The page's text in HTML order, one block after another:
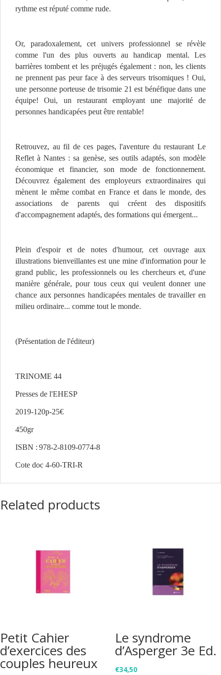
rythme est réputé comme rude.
Or, paradoxalement, cet univers professionnel se révèle
comme l'un des plus ouverts au handicap mental. Les
barrières tombent et les préjugés également : non, les clients
ne prennent pas peur face à des serveurs trisomiques ! Oui,
une personne porteuse de trisomie 21 est bénéfique dans une
équipe! Oui, un restaurant employant une majorité de
personnes handicapées peut être rentable!
Retrouvez, au fil de ces pages, l'aventure du restaurant Le
Reflet à Nantes : sa genèse, ses outils adaptés, son modèle
économique et financier, son mode de fonctionnement.
Découvrez également des employeurs extraordinaires qui
mènent le même combat en France et dans le monde, des
associations de parents qui créent des dispositifs
d'accompagnement adaptés, des formations qui émergent...
Plein d'espoir et de notes d'humour, cet ouvrage aux
illustrations bienveillantes est une mine d'information pour le
grand public, les professionnels ou les chercheurs et, d'une
manière générale, pour tous ceux qui veulent donner une
chance aux personnes handicapées mentales de travailler en
milieu ordinaire... comme tout le monde.
(Présentation de l'éditeur)
TRINOME 44
Presses de l'EHESP
2019-120p-25€
450gr
ISBN : 978-2-8109-0774-8
Cote doc 4-60-TRI-R
Related products
Petit Cahier
d’exercices des
couples heureux
Le syndrome
d’Asperger 3e Ed.
€34,50